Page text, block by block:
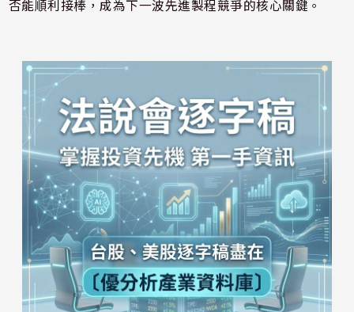
否能順利接棒，成為下一波先進製程競爭的核心關鍵。